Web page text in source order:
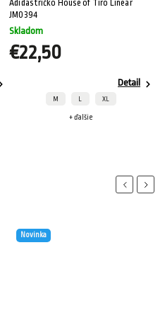
Adidas tričko House of Tiro Linear
JM0394
Skladom
€22,50
Detail
M XL
+ ďalšie
Previous
Novinka
Next